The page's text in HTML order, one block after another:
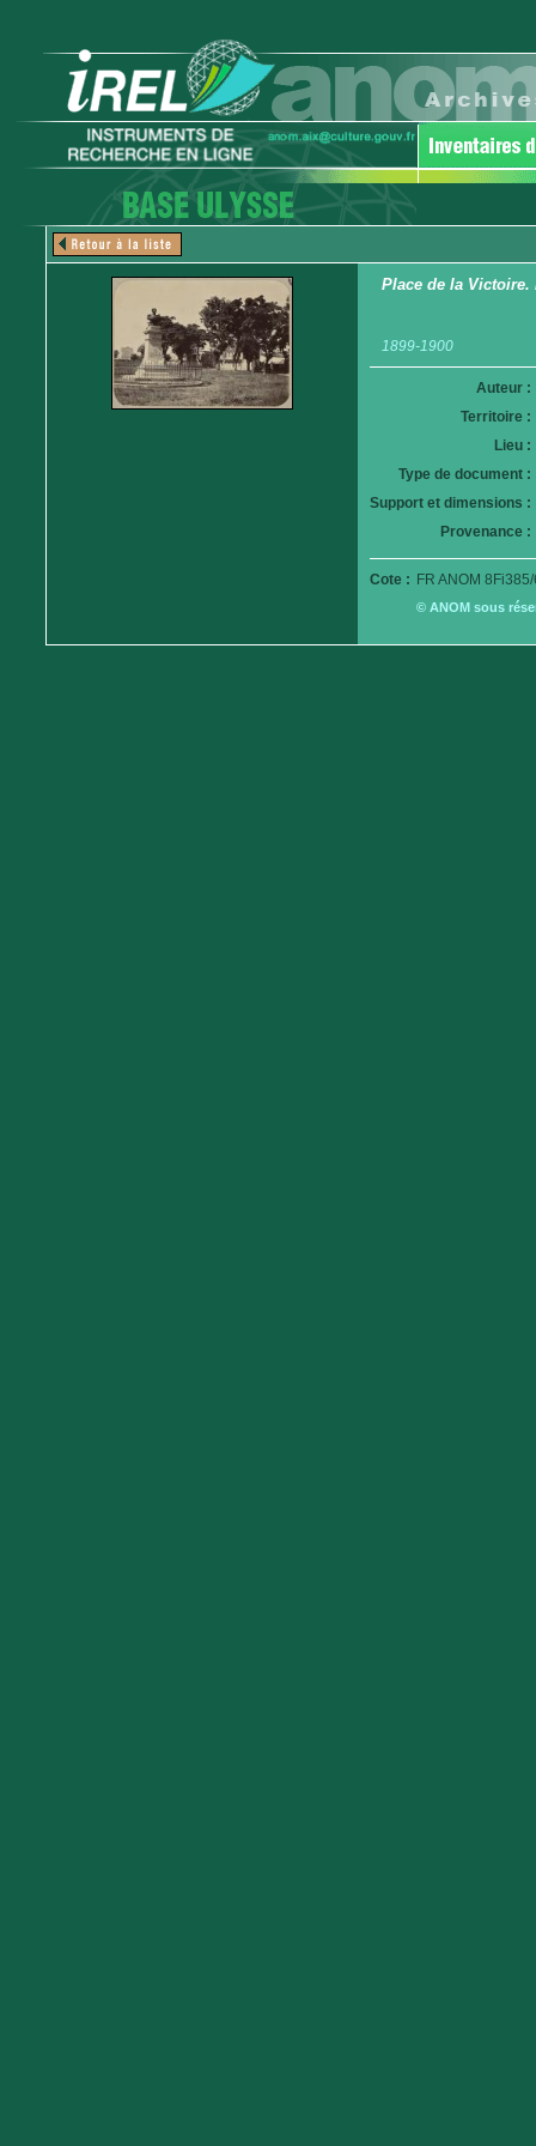
Place de la Victoire.
1899-1900
Auteur :
Territoire :
Lieu :
Type de document :
Support et dimensions :
Provenance :
Cote : FR ANOM
© ANOM sous